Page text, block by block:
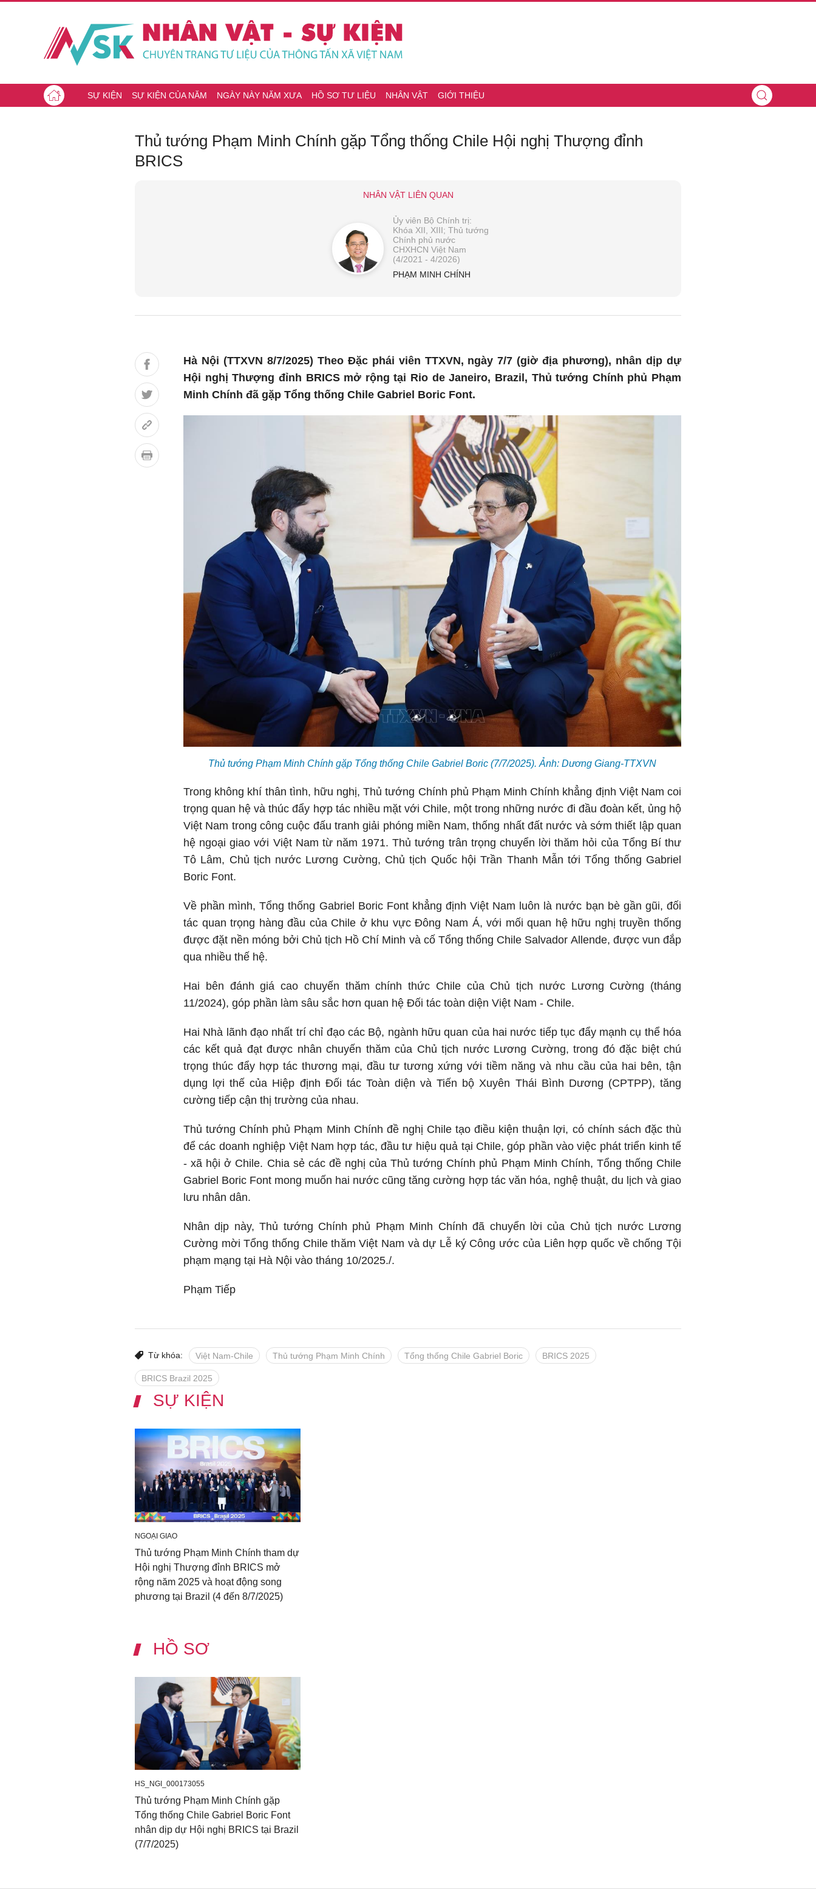
SỰ KIỆN SỰ KIỆN CỦA NĂM NGÀY NÀY NĂM XƯA HỒ SƠ TƯ LIỆU NHÂN VẬT GIỚI THIỆU
Thủ tướng Phạm Minh Chính gặp Tổng thống Chile Hội nghị Thượng đỉnh
BRICS
NHÂN VẬT LIÊN QUAN
Ủy viên Bộ Chính trị:
Khóa XII, XIII; Thủ tướng
Chính phủ nước
CHXHCN Việt Nam
(4/2021 - 4/2026)
PHẠM MINH CHÍNH
Hà Nội (TTXVN 8/7/2025) Theo Đặc phái viên TTXVN, ngày 7/7 (giờ địa phương), nhân dịp dự
Hội nghị Thượng đỉnh BRICS mở rộng tại Rio de Janeiro, Brazil, Thủ tướng Chính phủ Phạm
Minh Chính đã gặp Tổng thống Chile Gabriel Boric Font.
Thủ tướng Phạm Minh Chính gặp Tổng thống Chile Gabriel Boric (7/7/2025). Ảnh: Dương Giang-TTXVN
Trong không khí thân tình, hữu nghị, Thủ tướng Chính phủ Phạm Minh Chính khẳng định Việt Nam coi
trọng quan hệ và thúc đẩy hợp tác nhiều mặt với Chile, một trong những nước đi đầu đoàn kết, ủng hộ
Việt Nam trong công cuộc đấu tranh giải phóng miền Nam, thống nhất đất nước và sớm thiết lập quan
hệ ngoại giao với Việt Nam từ năm 1971. Thủ tướng trân trọng chuyển lời thăm hỏi của Tổng Bí thư
Tô Lâm, Chủ tịch nước Lương Cường, Chủ tịch Quốc hội Trần Thanh Mẫn tới Tổng thống Gabriel
Boric Font.
Về phần mình, Tổng thống Gabriel Boric Font khẳng định Việt Nam luôn là nước bạn bè gần gũi, đối
tác quan trọng hàng đầu của Chile ở khu vực Đông Nam Á, với mối quan hệ hữu nghị truyền thống
được đặt nền móng bởi Chủ tịch Hồ Chí Minh và cố Tổng thống Chile Salvador Allende, được vun đắp
qua nhiều thế hệ.
Hai bên đánh giá cao chuyến thăm chính thức Chile của Chủ tịch nước Lương Cường (tháng
11/2024), góp phần làm sâu sắc hơn quan hệ Đối tác toàn diện Việt Nam - Chile.
Hai Nhà lãnh đạo nhất trí chỉ đạo các Bộ, ngành hữu quan của hai nước tiếp tục đẩy mạnh cụ thể hóa
các kết quả đạt được nhân chuyến thăm của Chủ tịch nước Lương Cường, trong đó đặc biệt chú
trọng thúc đẩy hợp tác thương mại, đầu tư tương xứng với tiềm năng và nhu cầu của hai bên, tận
dụng lợi thế của Hiệp định Đối tác Toàn diện và Tiến bộ Xuyên Thái Bình Dương (CPTPP), tăng
cường tiếp cận thị trường của nhau.
Thủ tướng Chính phủ Phạm Minh Chính đề nghị Chile tạo điều kiện thuận lợi, có chính sách đặc thù
để các doanh nghiệp Việt Nam hợp tác, đầu tư hiệu quả tại Chile, góp phần vào việc phát triển kinh tế
- xã hội ở Chile. Chia sẻ các đề nghị của Thủ tướng Chính phủ Phạm Minh Chính, Tổng thống Chile
Gabriel Boric Font mong muốn hai nước cũng tăng cường hợp tác văn hóa, nghệ thuật, du lịch và giao
lưu nhân dân.
Nhân dịp này, Thủ tướng Chính phủ Phạm Minh Chính đã chuyển lời của Chủ tịch nước Lương
Cường mời Tổng thống Chile thăm Việt Nam và dự Lễ ký Công ước của Liên hợp quốc về chống Tội
phạm mạng tại Hà Nội vào tháng 10/2025./.
Phạm Tiếp
Từ khóa: Việt Nam-Chile Thủ tướng Phạm Minh Chính Tổng thống Chile Gabriel Boric BRICS 2025
BRICS Brazil 2025
SỰ KIỆN
NGOẠI GIAO
Thủ tướng Phạm Minh Chính tham dự
Hội nghị Thượng đỉnh BRICS mở
rộng năm 2025 và hoạt động song
phương tại Brazil (4 đến 8/7/2025)
HỒ SƠ
HS_NGI_000173055
Thủ tướng Phạm Minh Chính gặp
Tổng thống Chile Gabriel Boric Font
nhân dịp dự Hội nghị BRICS tại Brazil
(7/7/2025)